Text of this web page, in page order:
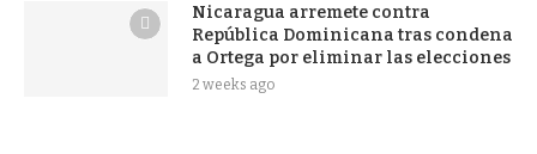
Nicaragua arremete contra
República Dominicana tras condena
a Ortega por eliminar las elecciones
2 weeks ago